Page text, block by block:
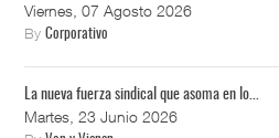
Viernes, 07 Agosto 2026
By Corporativo
La nueva fuerza sindical que asoma en lo...
Martes, 23 Junio 2026